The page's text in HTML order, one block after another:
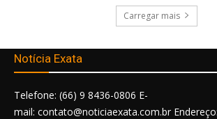
Carregar mais
Notícia Exata
Telefone: (66) 9 8436-0806 E-
mail: contato@noticiaexata.com.br